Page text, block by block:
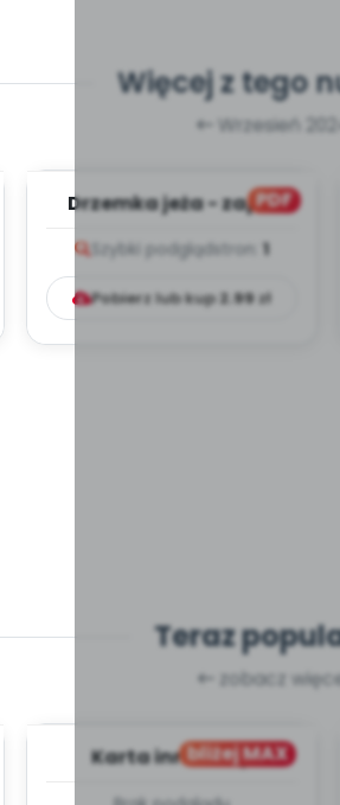
Więcej z tego
Wrzesień
PDF
Drzemka jeża - zapis
Szybki podglądstron: 1
Pobierz lub kup2.99zł
Teraz
zobacz
bliżej MAX
Karta innowacji